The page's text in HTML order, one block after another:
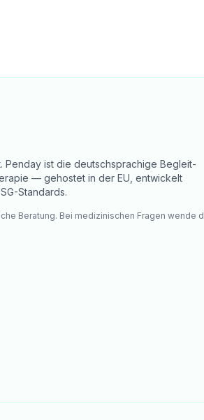
Penday ist die deutschsprachige Begleit-
— gehostet in der EU, entwickelt
Standards.
Beratung. Bei medizinischen Fragen wende